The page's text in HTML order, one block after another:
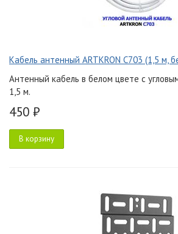
Кабель антенный ARTKRON C703 (1,5 м,
Антенный кабель в белом цвете с
1,5 м.
450 ₽
В корзину